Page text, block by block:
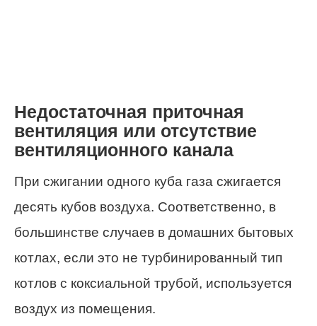
Недостаточная приточная
вентиляция или отсутствие
вентиляционного канала
При сжигании одного куба газа сжигается
десять кубов воздуха. Соответственно, в
большинстве случаев в домашних бытовых
котлах, если это не турбинированный тип
котлов с коксиальной трубой, используется
воздух из помещения.